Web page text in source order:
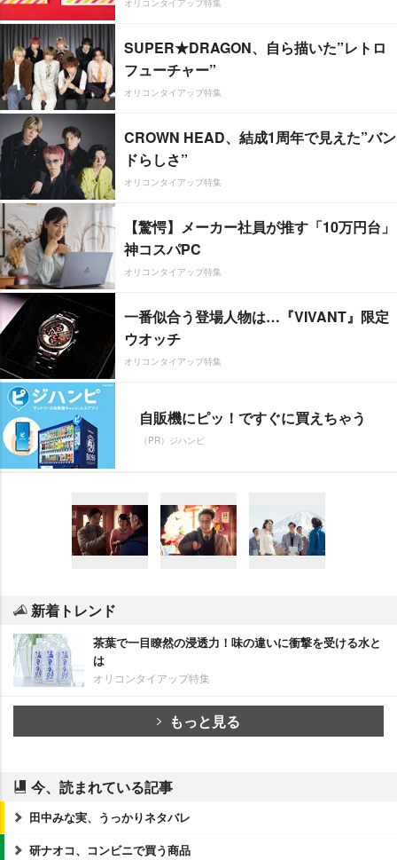
SUPER★DRAGON、自ら描いた”レトロ
フューチャー”
オリコンタイアップ特集
CROWN HEAD、結成1周年で見えた”バン
ドらしさ”
オリコンタイアップ特集
【驚愕】メーカー社員が推す「10万円台」
神コスパPC
オリコンタイアップ特集
一番似合う登場人物は…『VIVANT』限定
ウオッチ
オリコンタイアップ特集
自販機にピッ！ですぐに買えちゃう
（PR）ジハンピ
新着トレンド
茶葉で一目瞭然の浸透力！味の違いに衝撃を受ける水と
は
オリコンタイアップ特集
もっと見る
今、読まれている記事
田中みな実、うっかりネタバレ
研ナオコ、コンビニで買う商品